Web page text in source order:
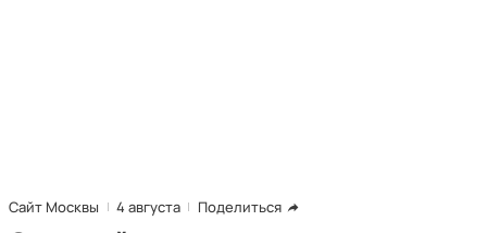
Сайт Москвы 4 августа Поделиться